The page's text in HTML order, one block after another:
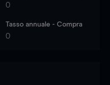
0
Tasso annuale - Compra
0